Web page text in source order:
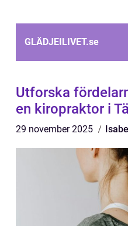
GLÄDJEILIVET.se
Utforska
en kiropraktor i
29 november 2025